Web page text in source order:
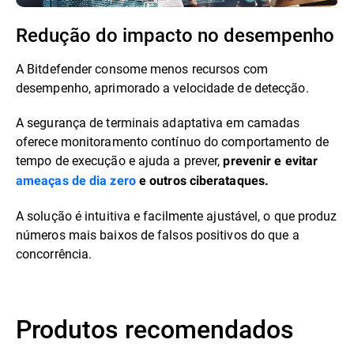
Redução do impacto no desempenho
A Bitdefender consome menos recursos com
desempenho, aprimorado a velocidade de detecção.
A segurança de terminais adaptativa em camadas
oferece monitoramento contínuo do comportamento de
tempo de execução e ajuda a prever,prevenir e evitar
ameaças de dia zeroe outros ciberataques.
A solução é intuitiva e facilmente ajustável, o que produz
números mais baixos de falsos positivos do que a
concorrência.
Produtos recomendados